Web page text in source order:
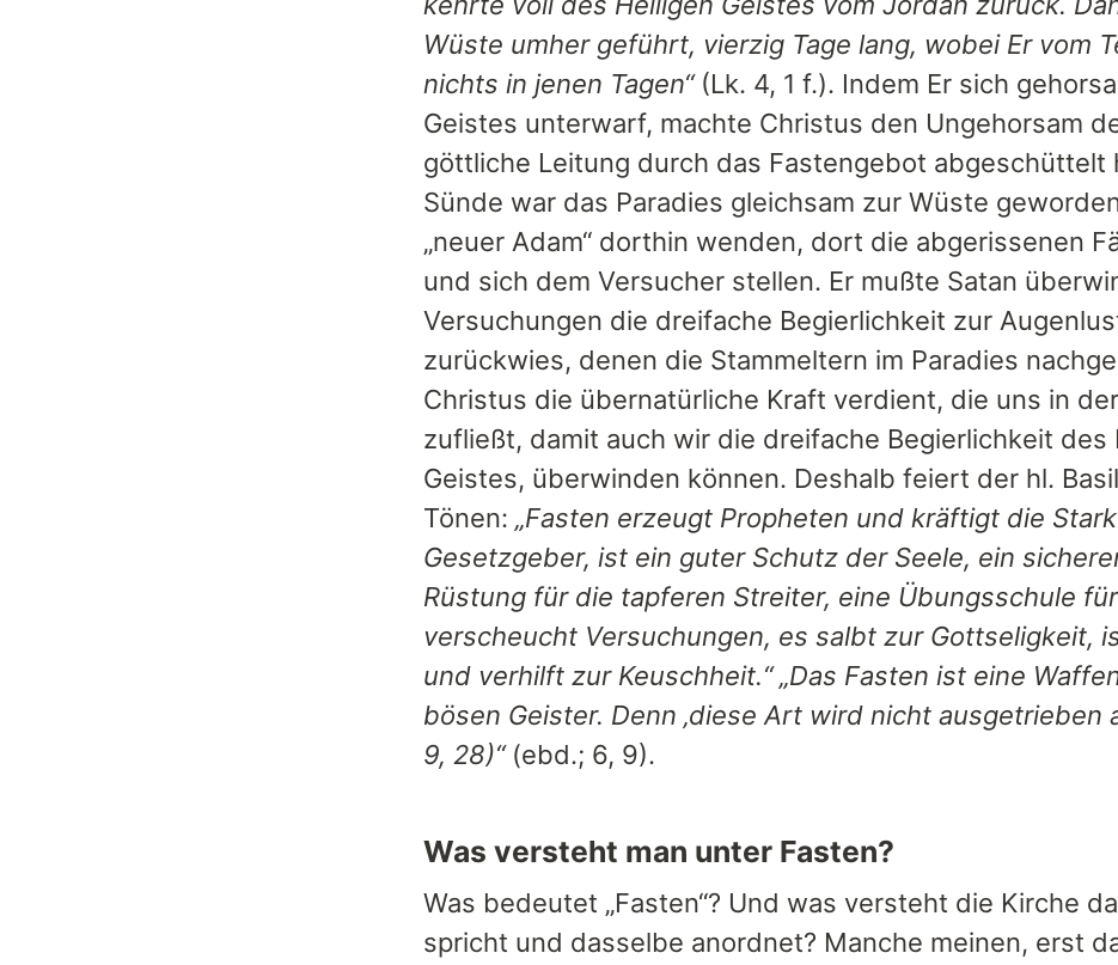
Wüste umher geführt, vierzig Tage lang, wobei Er vom
nichts in jenen Tagen“(Lk. 4, 1 f.). Indem Er sich
Geistes unterwarf, machte Christus den Ungehorsam
göttliche Leitung durch das Fastengebot abgeschüttelt
Sünde war das Paradies gleichsam zur Wüste
„neuer Adam“ dorthin wenden, dort die abgerissenen
und sich dem Versucher stellen. Er mußte Satan
Versuchungen die dreifache Begierlichkeit zur
zurückwies, denen die Stammeltern im Paradies
Christus die übernatürliche Kraft verdient, die uns in
zufließt, damit auch wir die dreifache Begierlichkeit
Geistes, überwinden können. Deshalb feiert der hl.
Tönen: „Fasten erzeugt Propheten und kräftigt die
Gesetzgeber, ist ein guter Schutz der Seele, ein
Rüstung für die tapferen Streiter, eine Übungsschule
verscheucht Versuchungen, es salbt zur Gottseligkeit,
und verhilft zur Keuschheit.“ „Das Fasten ist eine
bösen Geister. Denn ‚diese Art wird nicht ausgetrieben
9, 28)“(ebd.; 6, 9).
Was versteht man unter Fasten?
Was bedeutet „Fasten“? Und was versteht die Kirche
spricht und dasselbe anordnet? Manche meinen, erst